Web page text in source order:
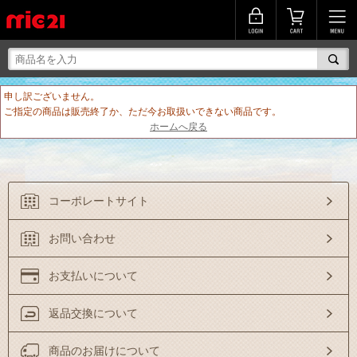
申し訳ございません。
ご指定の商品は販売終了か、ただ今お取扱いできない商品です。
ホームへ戻る
コーポレートサイト
お問い合わせ
お支払いについて
返品交換について
商品のお届けについて